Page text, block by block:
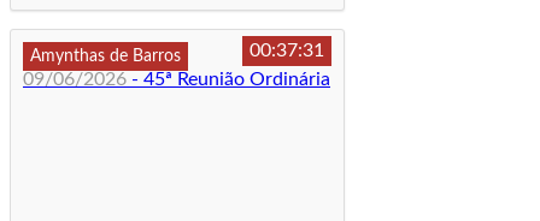
Amynthas de Barros
00:37:31
09/06/2026 - 45ª Reunião Ordinária